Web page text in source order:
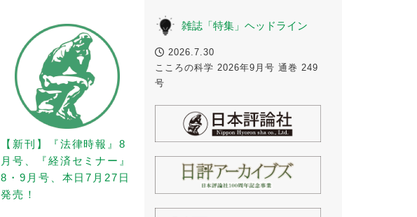
【新刊】『法律時報』8
月号、『経済セミナー』
8・9月号、本日7月27日
発売！
雑誌「特集」ヘッドライン
2026.7.30
こころの科学 2026年9月号 通巻 249
号